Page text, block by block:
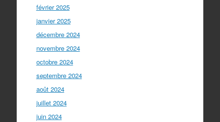
février 2025
janvier 2025
décembre 2024
novembre 2024
octobre 2024
septembre 2024
août 2024
juillet 2024
juin 2024